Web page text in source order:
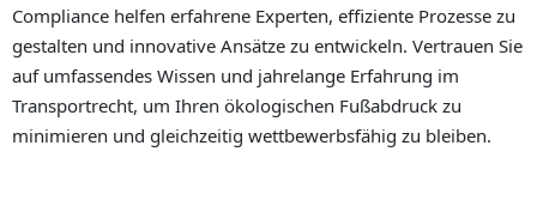
Compliance helfen erfahrene Experten, effiziente Prozesse zu
gestalten und innovative Ansätze zu entwickeln. Vertrauen Sie
auf umfassendes Wissen und jahrelange Erfahrung im
Transportrecht, um Ihren ökologischen Fußabdruck zu
minimieren und gleichzeitig wettbewerbsfähig zu bleiben.